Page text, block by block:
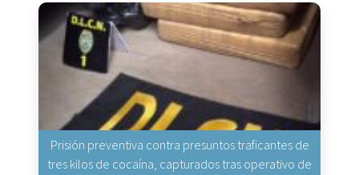
Prisión preventiva contra presuntos traficantes de
tres kilos de cocaína, capturados tras operativo de